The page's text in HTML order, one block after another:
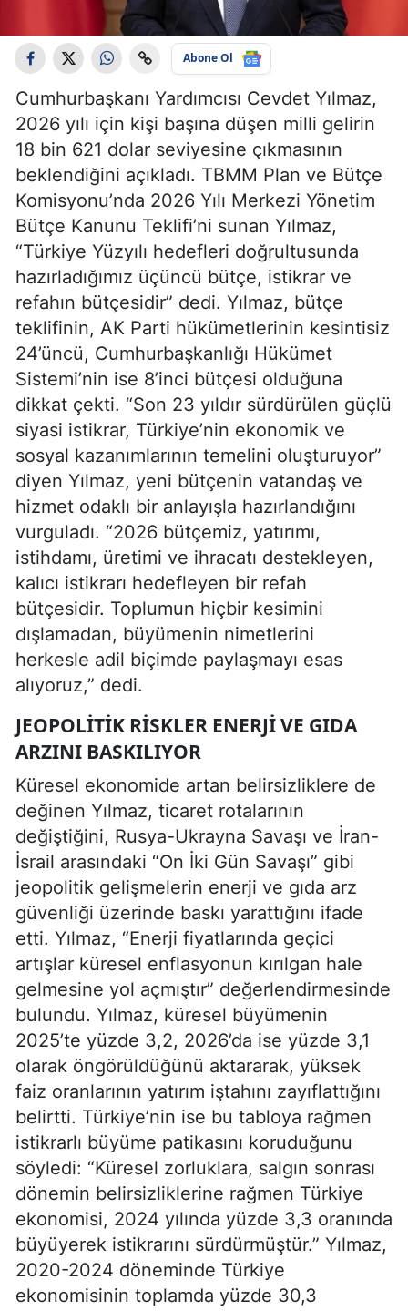
Abone Ol
Cumhurbaşkanı Yardımcısı Cevdet Yılmaz,
2026 yılı için kişi başına düşen milli gelirin
18 bin 621 dolar seviyesine çıkmasının
beklendiğini açıkladı. TBMM Plan ve Bütçe
Komisyonu’nda 2026 Yılı Merkezi Yönetim
Bütçe Kanunu Teklifi’ni sunan Yılmaz,
“Türkiye Yüzyılı hedefleri doğrultusunda
hazırladığımız üçüncü bütçe, istikrar ve
refahın bütçesidir” dedi. Yılmaz, bütçe
teklifinin, AK Parti hükümetlerinin kesintisiz
24’üncü, Cumhurbaşkanlığı Hükümet
Sistemi’nin ise 8’inci bütçesi olduğuna
dikkat çekti. “Son 23 yıldır sürdürülen güçlü
siyasi istikrar, Türkiye’nin ekonomik ve
sosyal kazanımlarının temelini oluşturuyor”
diyen Yılmaz, yeni bütçenin vatandaş ve
hizmet odaklı bir anlayışla hazırlandığını
vurguladı. “2026 bütçemiz, yatırımı,
istihdamı, üretimi ve ihracatı destekleyen,
kalıcı istikrarı hedefleyen bir refah
bütçesidir. Toplumun hiçbir kesimini
dışlamadan, büyümenin nimetlerini
herkesle adil biçimde paylaşmayı esas
alıyoruz,” dedi.
JEOPOLITIK RISKLER ENERJI VE GIDA
ARZINI BASKILIYOR
Küresel ekonomide artan belirsizliklere de
değinen Yılmaz, ticaret rotalarının
değiştiğini, Rusya-Ukrayna Savaşı ve İran-
İsrail arasındaki “On İki Gün Savaşı” gibi
jeopolitik gelişmelerin enerji ve gıda arz
güvenliği üzerinde baskı yarattığını ifade
etti. Yılmaz, “Enerji fiyatlarında geçici
artışlar küresel enflasyonun kırılgan hale
gelmesine yol açmıştır” değerlendirmesinde
bulundu. Yılmaz, küresel büyümenin
2025’te yüzde 3,2, 2026’da ise yüzde 3,1
olarak öngörüldüğünü aktararak, yüksek
faiz oranlarının yatırım iştahını zayıflattığını
belirtti. Türkiye’nin ise bu tabloya rağmen
istikrarlı büyüme patikasını koruduğunu
söyledi: “Küresel zorluklara, salgın sonrası
dönemin belirsizliklerine rağmen Türkiye
ekonomisi, 2024 yılında yüzde 3,3 oranında
büyüyerek istikrarını sürdürmüştür.” Yılmaz,
2020-2024 döneminde Türkiye
ekonomisinin toplamda yüzde 30,3